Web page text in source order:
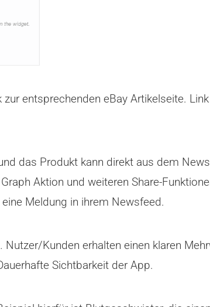
entsprechenden eBay Artikelseite.
das Produkt kann direkt aus dem
Aktion und weiteren Share-
Meldung in ihrem Newsfeed.
Kunden erhalten einen klaren
Sichtbarkeit der App.